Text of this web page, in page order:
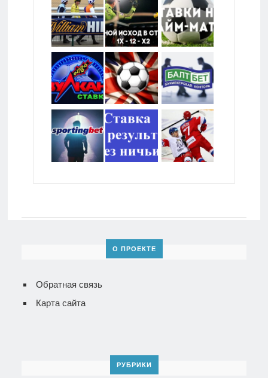
О ПРОЕКТЕ
Обратная связь
Карта сайта
РУБРИКИ